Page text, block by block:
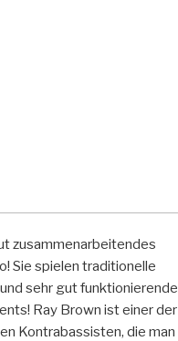
zusammenarbeitendes
Sie spielen traditionelle
sehr gut funktionierende
Ray Brown ist einer der
Kontrabassisten, die man